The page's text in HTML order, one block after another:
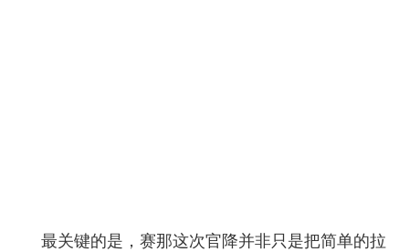
最关键的是，赛那这次官降并非只是把简单的拉